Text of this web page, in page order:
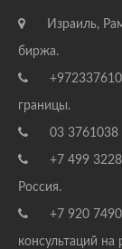
Израиль,
биржа.
границы.
03 3761038
+7 499
Россия.
+7 920
консультаций на